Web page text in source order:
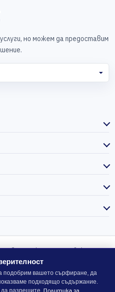
но можем да предоставим
българското търговско
се показват без ДДС, а ДДС се
на поръчката, когато е
подобрим вашето сърфиране, да
подходящо съдържание.
да разрешите. Политика за